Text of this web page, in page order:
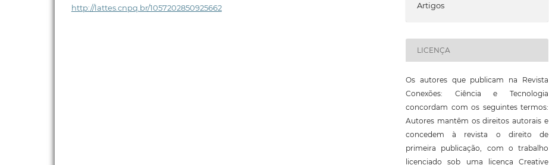
http://lattes.cnpq.br/1057202850925662
Artigos
LICENÇA
Os autores que publicam na Revista
Conexões: Ciência e Tecnologia
concordam com os seguintes termos:
Autores mantêm os direitos autorais e
concedem à revista o direito de
primeira publicação, com o trabalho
licenciado sob uma licença Creative